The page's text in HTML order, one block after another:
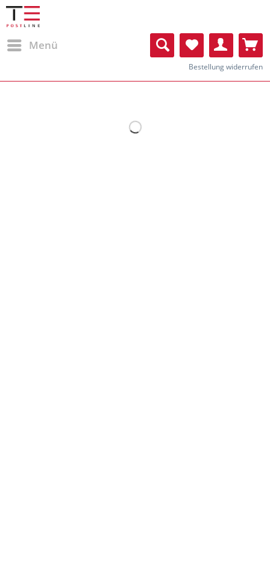
Menü
Bestellung widerrufen